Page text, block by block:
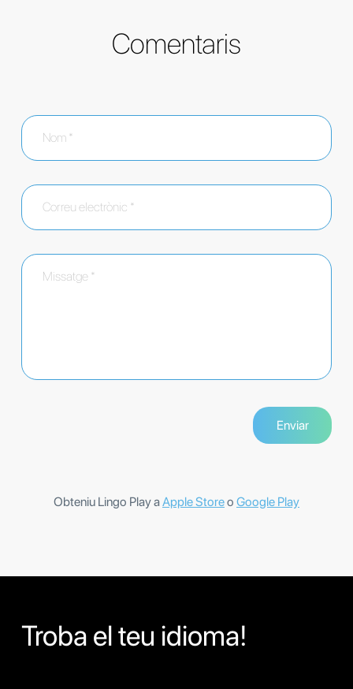
Comentaris
Obteniu Lingo Play aApple Storeo Google Play
Troba el teu idioma!